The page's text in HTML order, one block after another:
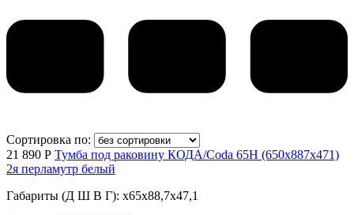
Сортировка по:
21 890 Р Тумба под раковину КОДА/Coda 65Н (650х887х471)
2я перламутр белый
Габариты (Д Ш В Г): x65x88,7x47,1